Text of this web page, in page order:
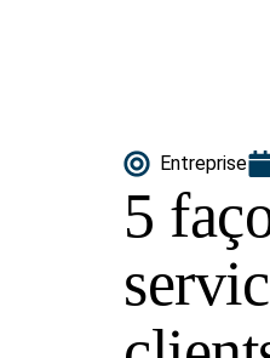
Entreprise
5